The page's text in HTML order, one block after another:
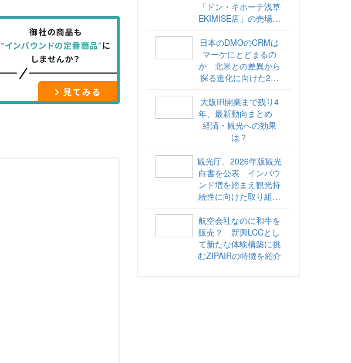
マ
ガ
登
録
す
「ドン・キホーテ浅草
EKIMISE店」の売場づ
日本のDMOのCRMは
マーケにとどまるの
か 北米との差異から
探る進化に向けた2ス
海外DMOのリアル
vol.6】
大阪IR開業まで残り4
年、最新動向まとめ
経済・観光への効果
は？
観光庁、2026年版観光
白書を公表 インバウ
ンド増を踏まえ観光持
続性に向けた取り組み
航空会社なのに和牛を
販売？ 新興LCCとし
て新たな体験構築に挑
むZIPAIRの特徴を紹介